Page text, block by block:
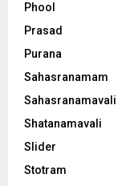
Phool
Prasad
Purana
Sahasranamam
Sahasranamavali
Shatanamavali
Slider
Stotram